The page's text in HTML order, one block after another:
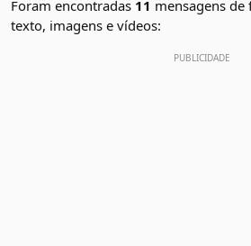
Foram encontradas 11 mensagens
texto, imagens e vídeos: